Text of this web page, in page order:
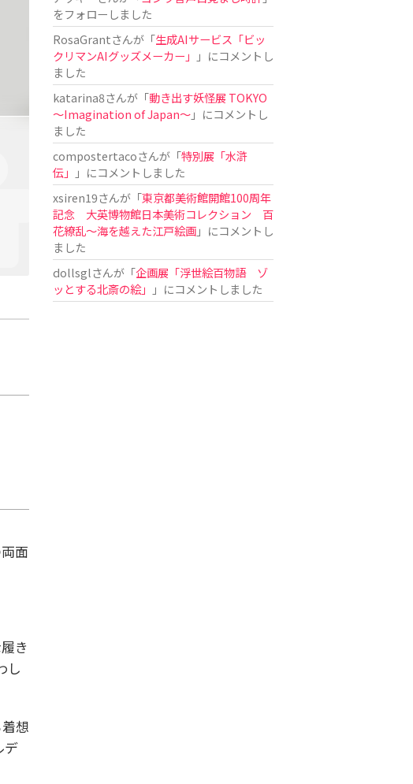
面
き
し
想
デ
をフォローしました
RosaGrantさんが「生成AIサービス「ビッ
クリマンAIグッズメーカー」
」にコメントし
ました
katarina8さんが「動き出す妖怪展 TOKYO
〜Imagination of Japan〜」にコメントし
ました
compostertacoさんが「特別展「水滸
伝」
」にコメントしました
xsiren19さんが「東京都美術館開館100周年
記念 大英博物館日本美術コレクション 百
花繚乱～海を越えた江戸絵画」にコメントし
ました
dollsglさんが「企画展「浮世絵百物語 ゾ
ッとする北斎の絵」
」にコメントしました